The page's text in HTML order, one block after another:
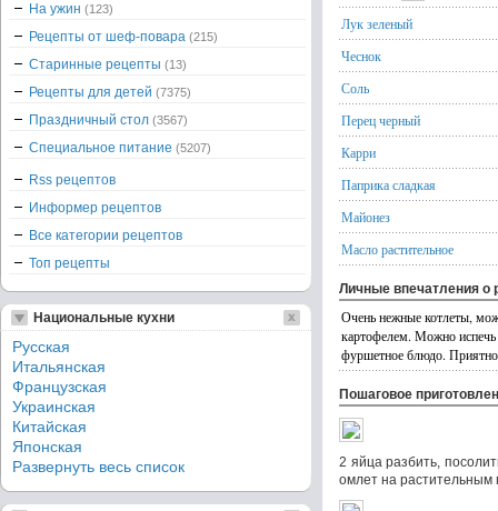
Лук зеленый
Чеснок
Соль
Перец черный
Карри
Паприка сладкая
Майонез
Масло растительное
Личные впечатления о
Очень нежные котлеты,
картофелем. Можно испечь
фуршетное блюдо.
Пошаговое
2 яйца разбить,
омлет на растительным
На ужин (123)
Рецепты от шеф-повара (215)
Старинные рецепты (13)
Рецепты для детей (7375)
Праздничный стол (3567)
Специальное питание (5207)
Rss рецептов
Информер рецептов
Все категории рецептов
Топ рецепты
Национальные кухни
Русская
Итальянская
Французская
Украинская
Китайская
Японская
Развернуть весь список